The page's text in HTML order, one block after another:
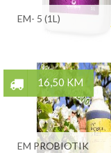
EM- 5 (1L)
16,50 KM
EM PROBIOTIK